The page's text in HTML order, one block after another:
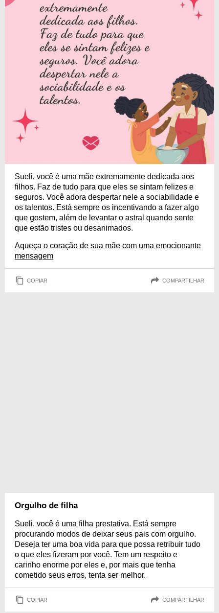
Sueli, você é uma mãe extremamente dedicada aos
filhos. Faz de tudo para que eles se sintam felizes e
seguros. Você adora despertar nele a sociabilidade e
os talentos. Está sempre os incentivando a fazer algo
que gostem, além de levantar o astral quando sente
que estão tristes ou desanimados.
Aqueça o coração de sua mãe com uma emocionante
mensagem
COPIAR COMPARTILHAR
Orgulho de filha
Sueli, você é uma filha prestativa. Está sempre
procurando modos de deixar seus pais com orgulho.
Deseja ter uma boa vida para que possa retribuir tudo
o que eles fizeram por você. Tem um respeito e
carinho enorme por eles e, por mais que tenha
cometido seus erros, tenta ser melhor.
COPIAR COMPARTILHAR